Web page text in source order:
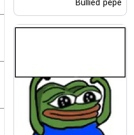
Bullied pepe